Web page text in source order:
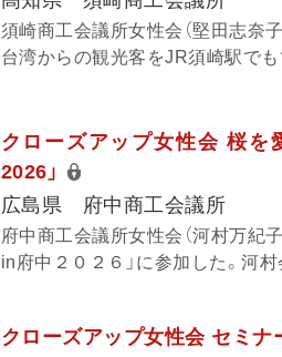
須崎商工会議所女性会（堅田志奈
台湾からの観光客をJR須崎駅で
クローズアップ女性会 桜を
2026」
広島県 府中商工会議所
府中商工会議所女性会（河村万紀
in府中２０２６」に参加した。河
クローズアップ女性会 セミナ